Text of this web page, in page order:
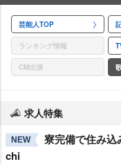
芸能人TOP
ランキング情報
CM出演
求人特集
NEW
寮完備で住み
chi